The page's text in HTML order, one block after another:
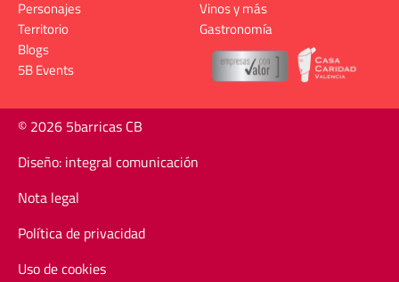
Personajes
Territorio
Vinos y más
Gastronomía
Blogs
5B Events
© 2026 5barricas CB
Diseño: integral comunicación
Nota legal
Política de privacidad
Uso de cookies